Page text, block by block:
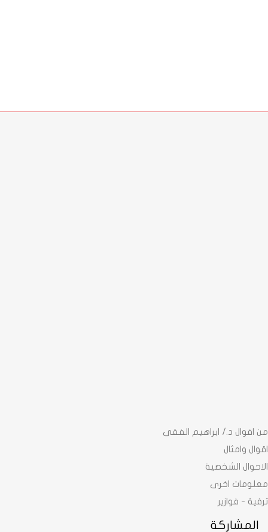
من اقوال د./ ابراهيم الفقى
اقوال وامثال
الاحوال الشخصية
معلومات اخرى
ترفية - فوازير
المشاركة